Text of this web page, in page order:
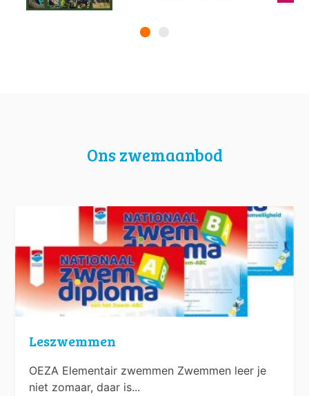
Ons zwemaanbod
Leszwemmen
OEZA Elementair zwemmen Zwemmen leer je
niet zomaar, daar is...